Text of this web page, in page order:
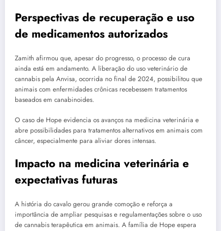
Perspectivas de recuperação e uso
de medicamentos autorizados
Zamith afirmou que, apesar do progresso, o processo de cura
ainda está em andamento. A liberação do uso veterinário de
cannabis pela Anvisa, ocorrida no final de 2024, possibilitou que
animais com enfermidades crônicas recebessem tratamentos
baseados em canabinoides.
O caso de Hope evidencia os avanços na medicina veterinária e
abre possibilidades para tratamentos alternativos em animais com
câncer, especialmente para aliviar dores intensas.
Impacto na medicina veterinária e
expectativas futuras
A história do cavalo gerou grande comoção e reforça a
importância de ampliar pesquisas e regulamentações sobre o uso
de cannabis terapêutica em animais. A família de Hope espera